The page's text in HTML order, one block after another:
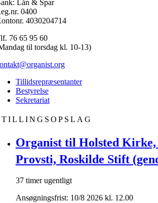
Lån & Spar
0400
4030204714
76 65 95 60
til torsdag kl. 10-13)
Tillidsrepræsentanter
Bestyrelse
Sekretariat
Organist til Holsted Kirke,
Provsti, Roskilde Stift
37 timer ugentligt
Ansøgningsfrist: 10/8 2026 kl. 12.00